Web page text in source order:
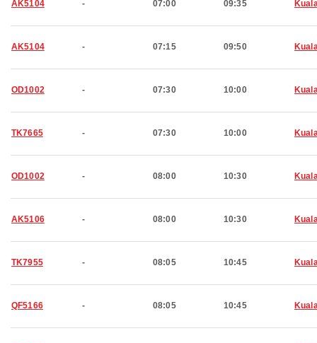
AK5104 - 07:00 09:35
AK5104 - 07:15 09:50
OD1002 - 07:30 10:00
TK7665 - 07:30 10:00
OD1002 - 08:00 10:30
AK5106 - 08:00 10:30
TK7955 - 08:05 10:45
QF5166 - 08:05 10:45